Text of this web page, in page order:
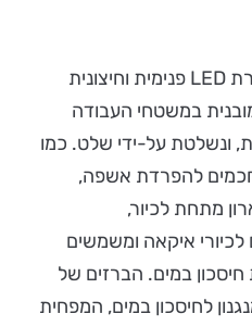
ל-METOD ניתן להוסיף תאורת LED פנימית וחיצונית
במשטחי העבודה
ונשלטת על-ידי שלט. כמו
להפרדת אשפה,
מתחת לכיור,
איקאה ומשמשים
במים. הברזים של
לחיסכון במים, המפחית